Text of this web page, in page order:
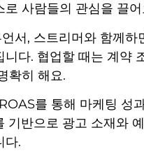
로 사람들의 관심을 끌어
서, 스트리머와 함께하
니다. 협업할 때는 계약
확히 해요.
를 통해 마케팅 성
기반으로 광고 소재와
다.